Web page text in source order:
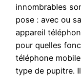
innombrables
pose : avec ou
appareil
pour quelles
téléphone
type de pupitre.